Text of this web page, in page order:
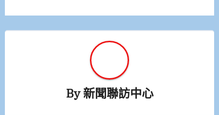
By新聞聯訪中心